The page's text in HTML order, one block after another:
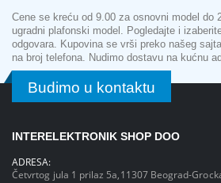
Cene se kreću od 9.00 za osnovni model do
ugradni plafonski model. Pogledajte i
odgovara. Kupovina se vrši preko našeg
na broj telefona. Nudimo dostavu na kućnu
Budimo u kontaktu
INTERELEKTRONIK SHOP DOO
ADRESA:
Četvrtog jula 1 prilaz 5a,11307 Beograd-